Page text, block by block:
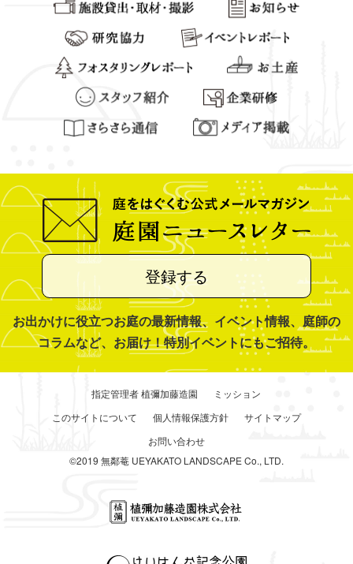
登録する
お出かけに役立つお庭の最新情報、イベント情報、庭師の
コラムなど、お届け！特別イベントにもご招待。
指定管理者 植彌加藤造園
ミッション
このサイトについて
個人情報保護方針
サイトマップ
お問い合わせ
©2019 無鄰菴 UEYAKATO LANDSCAPE Co., LTD.